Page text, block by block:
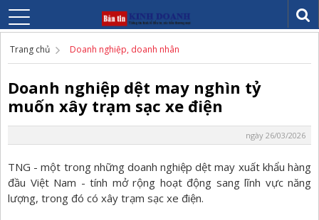
Trang chủ Doanh nghiệp, doanh nhân
Doanh nghiệp dệt may nghìn tỷ
muốn xây trạm sạc xe điện
ngày 26/03/2026
TNG - một trong những doanh nghiệp dệt may xuất khẩu hàng
đầu Việt Nam - tính mở rộng hoạt động sang lĩnh vực năng
lượng, trong đó có xây trạm sạc xe điện.